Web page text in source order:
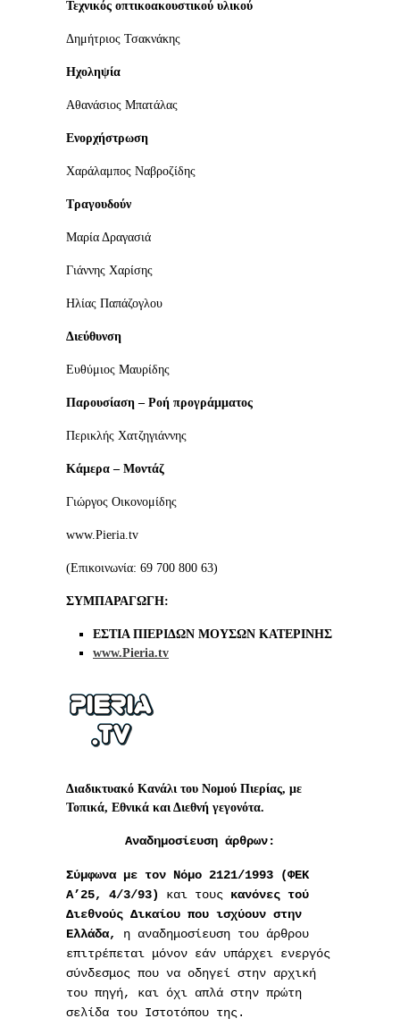
Τεχνικός οπτικοακουστικού υλικού
Δημήτριος Τσακνάκης
Ηχοληψία
Αθανάσιος Μπατάλας
Ενορχήστρωση
Χαράλαμπος Ναβροζίδης
Τραγουδούν
Μαρία Δραγασιά
Γιάννης Χαρίσης
Ηλίας Παπάζογλου
Διεύθυνση
Ευθύμιος Μαυρίδης
Παρουσίαση – Ροή προγράμματος
Περικλής Χατζηγιάννης
Κάμερα – Μοντάζ
Γιώργος Οικονομίδης
www.Pieria.tv
(Επικοινωνία: 69 700 800 63)
ΣΥΜΠΑΡΑΓΩΓΗ:
ΕΣΤΙΑ ΠΙΕΡΙΔΩΝ ΜΟΥΣΩΝ ΚΑΤΕΡΙΝΗΣ
www.Pieria.tv
Διαδικτυακό Κανάλι του Νομού Πιερίας, με
Τοπικά, Εθνικά και Διεθνή γεγονότα.
Αναδημοσίευση άρθρων:
Σύμφωνα με τον Νόμο 2121/1993 (ΦΕΚ
Α’25, 4/3/93)
και τους κανόνες τού
Διεθνούς Δικαίου που ισχύουν στην
Ελλάδα,
η αναδημοσίευση του άρθρου
επιτρέπεται μόνον εάν υπάρχει ενεργός
σύνδεσμος που να οδηγεί στην αρχική
του πηγή, και όχι απλά στην πρώτη
σελίδα του Ιστοτόπου της.